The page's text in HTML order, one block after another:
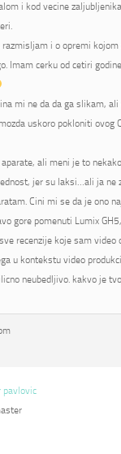
i kod vecine
razmisljam i o opremi
Imam cerku od cetiri
mi ne da da ga slikam,
uskoro pokloniti ovog
ali meni je to
jer su laksi…ali ja ne
Cini mi se da je ono
gore pomenuti Lumix
recenzije koje sam video
u kontekstu video
neubedljivo. kakvo je
pavlovic